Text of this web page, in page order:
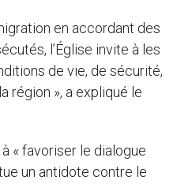
en accordant des
l’Église invite à les
de vie, de sécurité,
région », a expliqué le
« favoriser le dialogue
un antidote contre le